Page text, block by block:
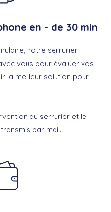
en - de 30 min
notre serrurier
vous pour évaluer vos
la meilleur solution pour
du serrurier et le
par mail.